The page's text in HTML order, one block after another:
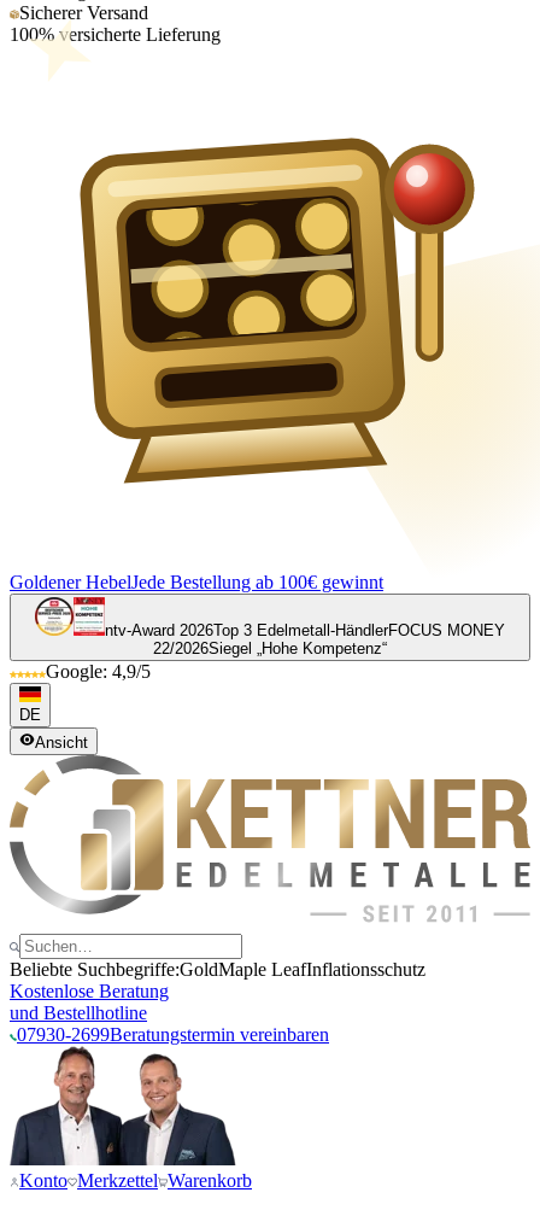
Sicherer Versand
100% versicherte Lieferung
Goldener HebelJede Bestellung ab 100€ gewinnt
ntv-Award 2026Top 3 Edelmetall-HändlerFOCUS MONEY
22/2026Siegel „Hohe Kompetenz“
Google: 4,9/5
DE
Ansicht
Beliebte Suchbegriffe:GoldMaple LeafInflationsschutz
Kostenlose Beratung
und Bestellhotline
07930-2699Beratungstermin vereinbaren
Konto Merkzettel Warenkorb